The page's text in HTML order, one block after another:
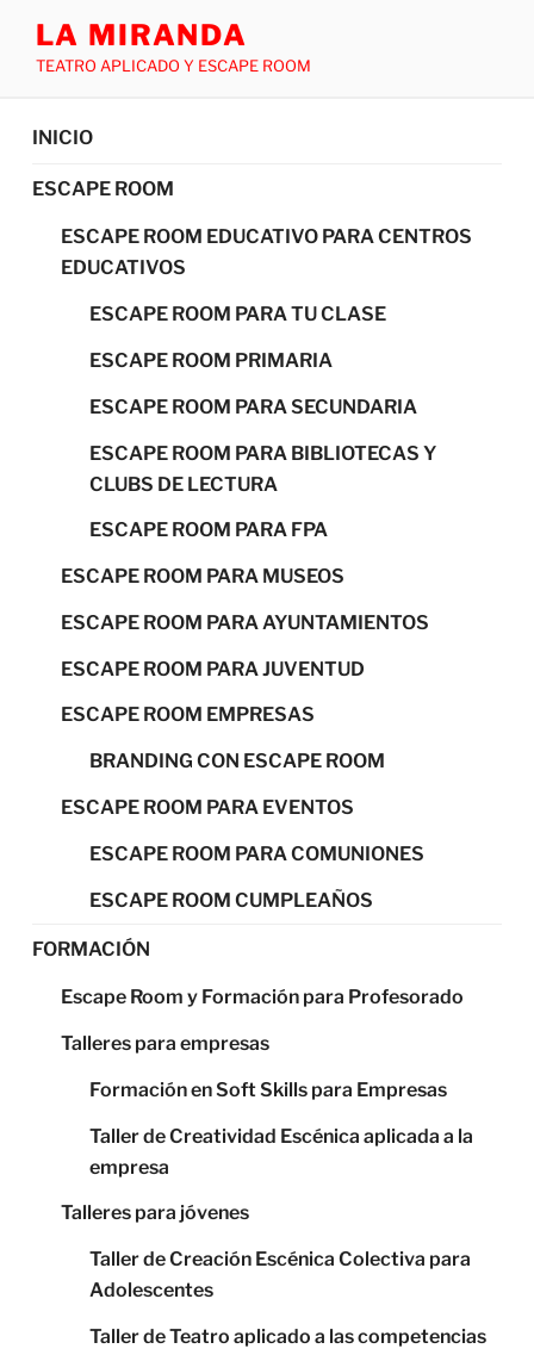
LA MIRANDA
TEATRO APLICADO Y ESCAPE ROOM
INICIO
ESCAPE ROOM
ESCAPE ROOM EDUCATIVO PARA CENTROS
EDUCATIVOS
ESCAPE ROOM PARA TU CLASE
ESCAPE ROOM PRIMARIA
ESCAPE ROOM PARA SECUNDARIA
ESCAPE ROOM PARA BIBLIOTECAS Y
CLUBS DE LECTURA
ESCAPE ROOM PARA FPA
ESCAPE ROOM PARA MUSEOS
ESCAPE ROOM PARA AYUNTAMIENTOS
ESCAPE ROOM PARA JUVENTUD
ESCAPE ROOM EMPRESAS
BRANDING CON ESCAPE ROOM
ESCAPE ROOM PARA EVENTOS
ESCAPE ROOM PARA COMUNIONES
ESCAPE ROOM CUMPLEAÑOS
FORMACIÓN
Escape Room y Formación para Profesorado
Talleres para empresas
Formación en Soft Skills para Empresas
Taller de Creatividad Escénica aplicada a la
empresa
Talleres para jóvenes
Taller de Creación Escénica Colectiva para
Adolescentes
Taller de Teatro aplicado a las competencias